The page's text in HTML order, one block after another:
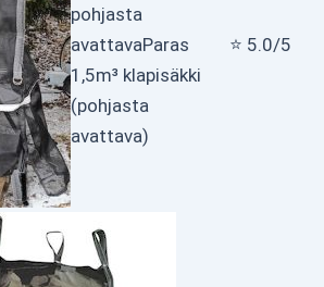
pohjasta
avattavaParas
1,5m³ klapisäkki
(pohjasta
avattava)
⭐ 5.0/5